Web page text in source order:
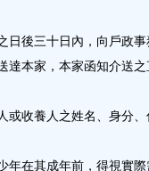
日後三十日內，向戶政
達本家，本家函知介送
或收養人之姓名、身分
年在其成年前，得視實